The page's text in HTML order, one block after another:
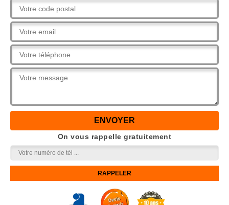
On vous rappelle gratuitement